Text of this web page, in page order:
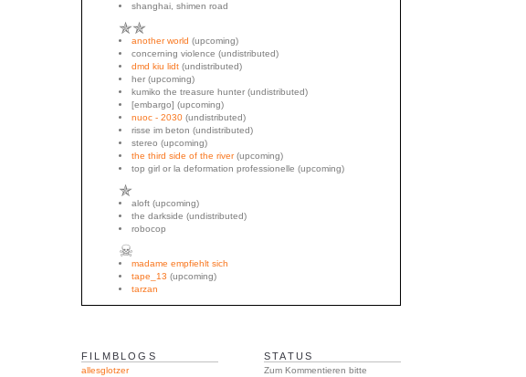
shanghai, shimen road
✯✯
another world (upcoming)
concerning violence (undistributed)
dmd kiu lidt (undistributed)
her (upcoming)
kumiko the treasure hunter (undistributed)
[embargo] (upcoming)
nuoc - 2030 (undistributed)
risse im beton (undistributed)
stereo (upcoming)
the third side of the river(upcoming)
top girl or la deformation professionelle (upcoming)
✯
aloft (upcoming)
the darkside (undistributed)
robocop
☠
madame empfiehlt sich
tape_13 (upcoming)
tarzan
STATUS
Zum Kommentieren bitte
FILMBLOGS
allesglotzer